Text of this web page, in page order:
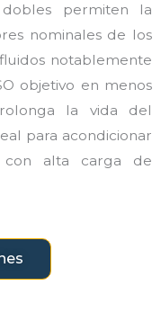
permiten la
nominales de los
notablemente
objetivo en menos
la vida del
para acondicionar
con alta carga de